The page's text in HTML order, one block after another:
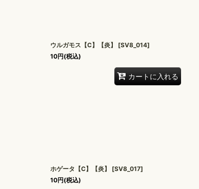
ウルガモス【C】【炎】 [SV8_014]
10円(税込)
カートに入れる
ホゲータ【C】【炎】 [SV8_017]
10円(税込)